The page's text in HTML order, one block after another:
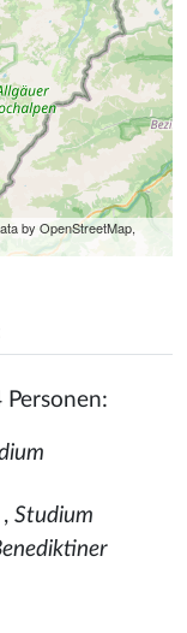
by OpenStreetMap,
Studium